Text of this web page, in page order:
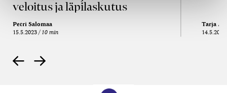
veloitus ja läpi­laskutus
Petri Salomaa
15.5.2023 10 min
Tarja
14.5.2021